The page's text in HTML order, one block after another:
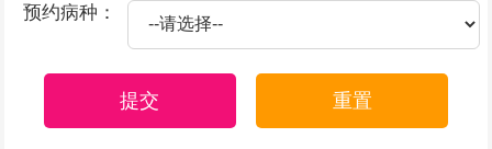
预约病种：
提交 重置